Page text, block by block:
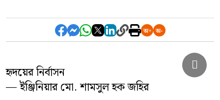
অর্থ-বাণিজ্য
তথ্য-প্রযুক্তি
হৃদয়ের নির্বাসন
— ইঞ্জিনিয়ার মো. শামসুল হক জহির